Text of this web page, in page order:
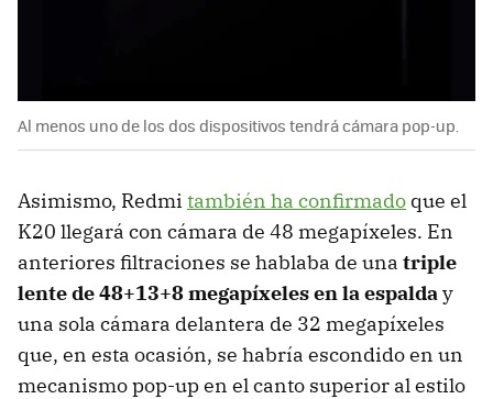
Al menos uno de los dos dispositivos tendrá cámara pop-up.
Asimismo, Redmi también ha confirmado que el
K20 llegará con cámara de 48 megapíxeles. En
anteriores filtraciones se hablaba de una triple
lente de 48+13+8 megapíxeles en la espalda y
una sola cámara delantera de 32 megapíxeles
que, en esta ocasión, se habría escondido en un
mecanismo pop-up en el canto superior al estilo